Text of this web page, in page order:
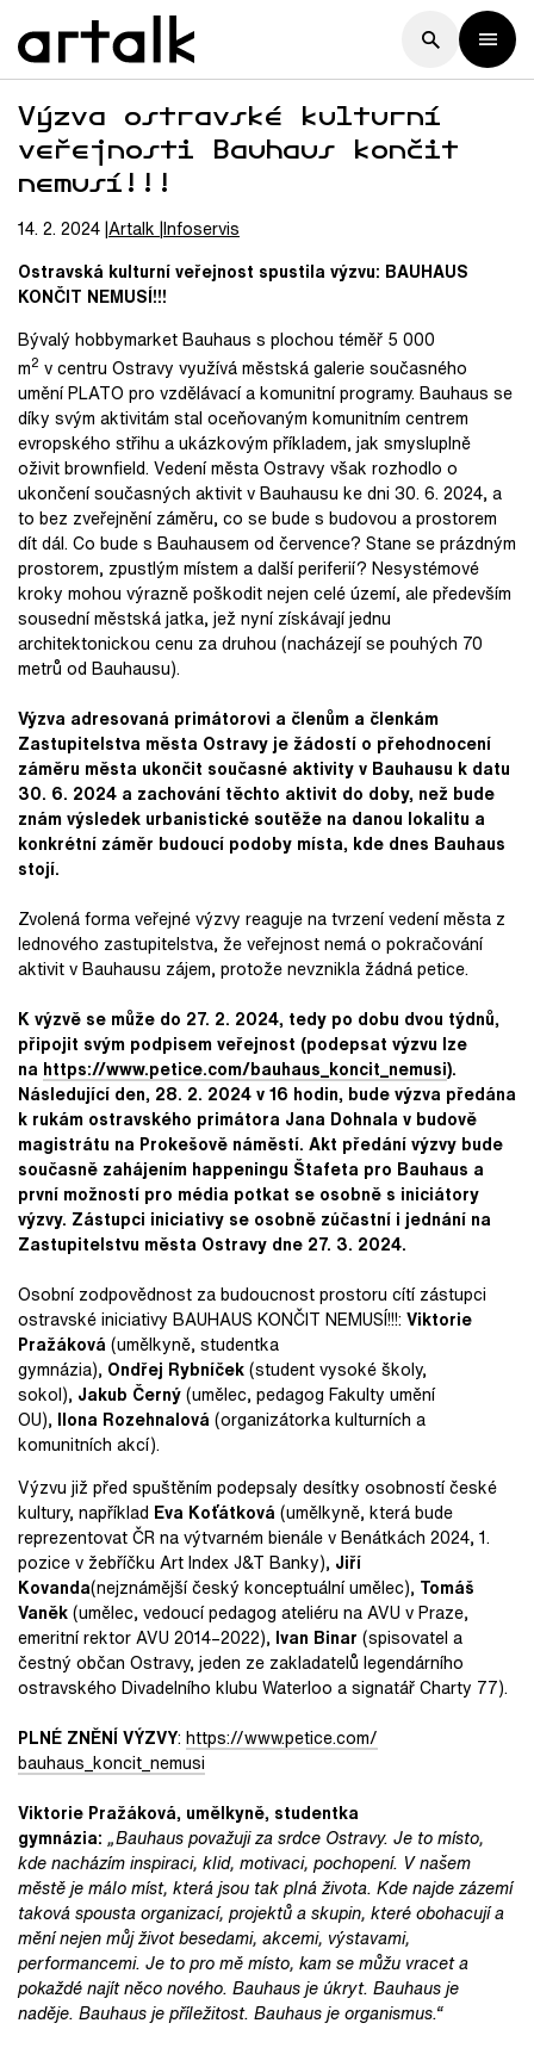
Výzva ostravské kulturní
veřejnosti Bauhaus končit
nemusí!!!
14. 2. 2024 Artalk Infoservis
Ostravská kulturní veřejnost spustila výzvu: BAUHAUS
KONČIT NEMUSÍ!!!
Bývalý hobbymarket Bauhaus s plochou téměř 5 000
m2 v centru Ostravy využívá městská galerie současného
umění PLATO pro vzdělávací a komunitní programy. Bauhaus se
díky svým aktivitám stal oceňovaným komunitním centrem
evropského střihu a ukázkovým příkladem, jak smysluplně
oživit brownfield. Vedení města Ostravy však rozhodlo o
ukončení současných aktivit v Bauhausu ke dni 30. 6. 2024, a
to bez zveřejnění záměru, co se bude s budovou a prostorem
dít dál. Co bude s Bauhausem od července? Stane se prázdným
prostorem, zpustlým místem a další periferií? Nesystémové
kroky mohou výrazně poškodit nejen celé území, ale především
sousední městská jatka, jež nyní získávají jednu
architektonickou cenu za druhou (nacházejí se pouhých 70
metrů od Bauhausu).
Výzva adresovaná primátorovi a členům a členkám
Zastupitelstva města Ostravy je žádostí o přehodnocení
záměru města ukončit současné aktivity v Bauhausu k datu
30. 6. 2024 a zachování těchto aktivit do doby, než bude
znám výsledek urbanistické soutěže na danou lokalitu a
konkrétní záměr budoucí podoby místa, kde dnes Bauhaus
stojí.
Zvolená forma veřejné výzvy reaguje na tvrzení vedení města z
lednového zastupitelstva, že veřejnost nemá o pokračování
aktivit v Bauhausu zájem, protože nevznikla žádná petice.
K výzvě se může do 27. 2. 2024, tedy po dobu dvou týdnů,
připojit svým podpisem veřejnost (podepsat výzvu lze
na https://www.petice.com/bauhaus_koncit_nemusi).
Následující den, 28. 2. 2024 v 16 hodin, bude výzva předána
k rukám ostravského primátora Jana Dohnala v budově
magistrátu na Prokešově náměstí. Akt předání výzvy bude
současně zahájením happeningu Štafeta pro Bauhaus a
první možností pro média potkat se osobně s iniciátory
výzvy. Zástupci iniciativy se osobně zúčastní i jednání na
Zastupitelstvu města Ostravy dne 27. 3. 2024.
Osobní zodpovědnost za budoucnost prostoru cítí zástupci
ostravské iniciativy BAUHAUS KONČIT NEMUSÍ!!!: Viktorie
Pražáková (umělkyně, studentka
gymnázia), Ondřej Rybníček(student vysoké školy,
sokol), Jakub Černý(umělec, pedagog Fakulty umění
OU), Ilona Rozehnalová (organizátorka kulturních a
komunitních akcí).
Výzvu již před spuštěním podepsaly desítky osobností české
kultury, například Eva Koťátková (umělkyně, která bude
reprezentovat ČR na výtvarném bienále v Benátkách 2024, 1.
pozice v žebříčku Art Index J&T Banky), Jiří
Kovanda(nejznámější český konceptuální umělec), Tomáš
Vaněk(umělec, vedoucí pedagog ateliéru na AVU v Praze,
emeritní rektor AVU 2014–2022), Ivan Binar (spisovatel a
čestný občan Ostravy, jeden ze zakladatelů legendárního
ostravského Divadelního klubu Waterloo a signatář Charty 77).
PLNÉ ZNĚNÍ VÝZVY: https://www.petice.com/
bauhaus_koncit_nemusi
Viktorie Pražáková, umělkyně, studentka
gymnázia: „Bauhaus považuji za srdce Ostravy. Je to místo,
kde nacházím inspiraci, klid, motivaci, pochopení. V našem
městě je málo míst, která jsou tak plná života. Kde najde zázemí
taková spousta organizací, projektů a skupin, které obohacují a
mění nejen můj život besedami, akcemi, výstavami,
performancemi. Je to pro mě místo, kam se můžu vracet a
pokaždé najít něco nového. Bauhaus je úkryt. Bauhaus je
naděje. Bauhaus je příležitost. Bauhaus je organismus.“